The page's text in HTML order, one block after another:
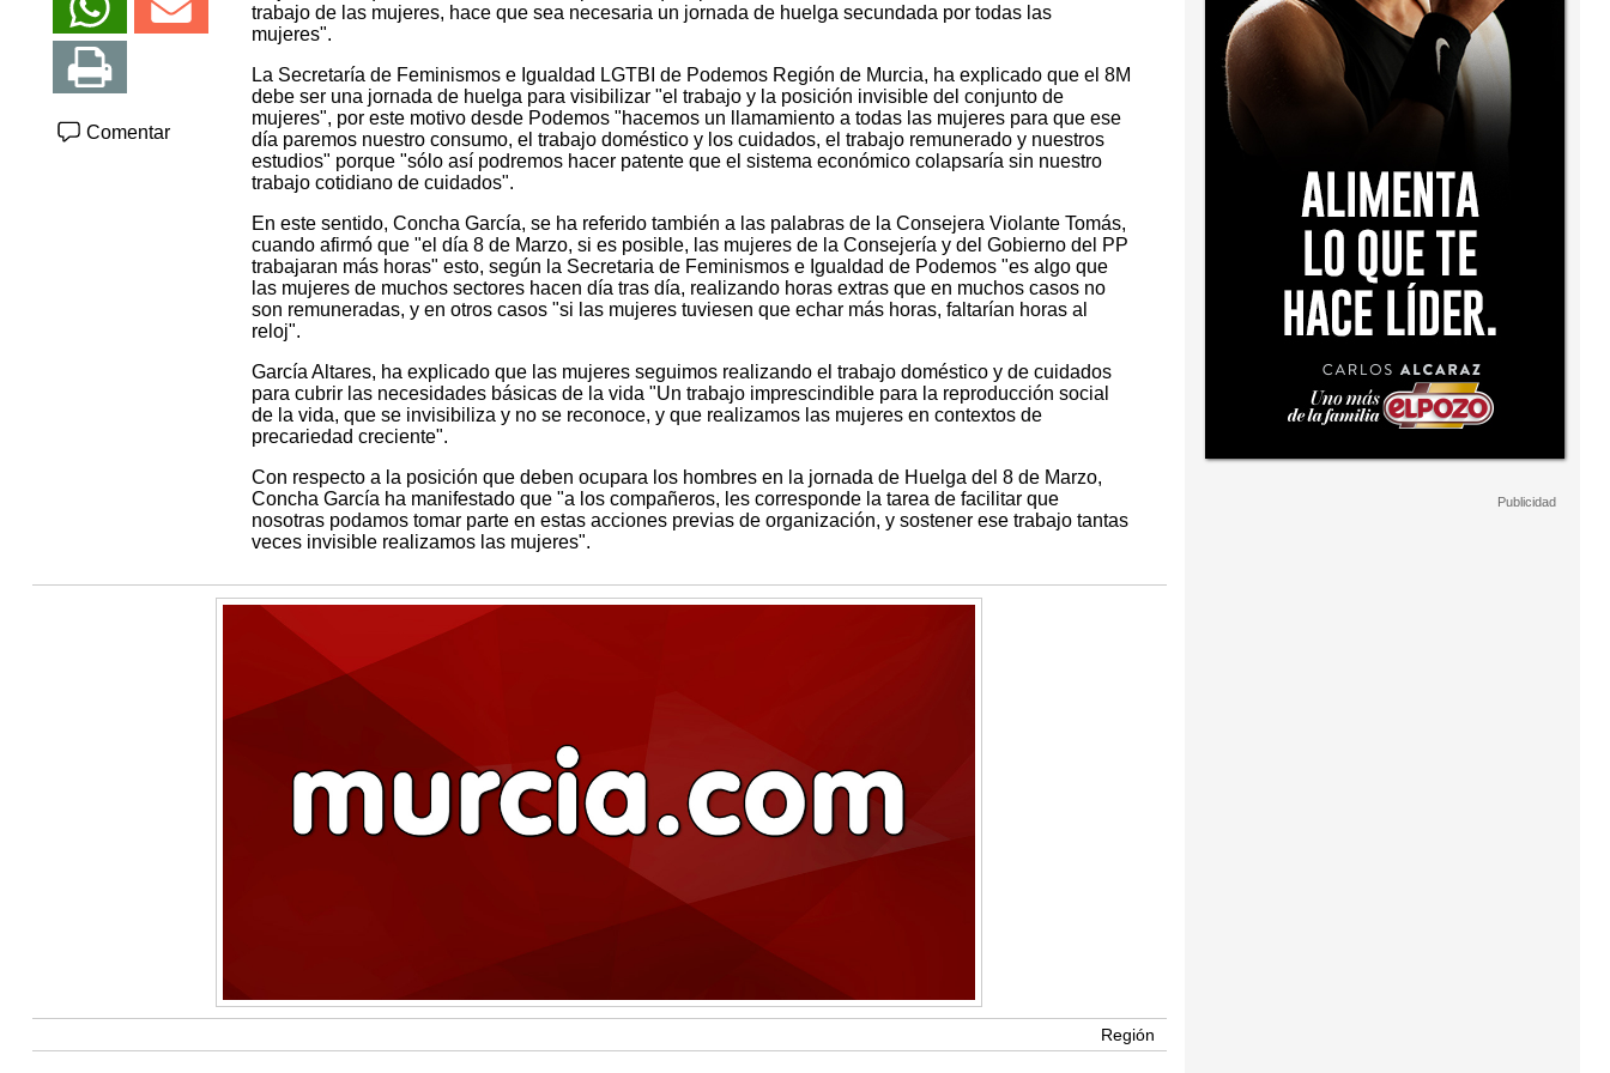
Comentar
trabajo de las mujeres, hace que sea necesaria un jornada de huelga secundada por todas las
mujeres".
La Secretaría de Feminismos e Igualdad LGTBI de Podemos Región de Murcia, ha explicado que el 8M
debe ser una jornada de huelga para visibilizar "el trabajo y la posición invisible del conjunto de
mujeres", por este motivo desde Podemos "hacemos un llamamiento a todas las mujeres para que ese
día paremos nuestro consumo, el trabajo doméstico y los cuidados, el trabajo remunerado y nuestros
estudios" porque "sólo así podremos hacer patente que el sistema económico colapsaría sin nuestro
trabajo cotidiano de cuidados".
En este sentido, Concha García, se ha referido también a las palabras de la Consejera Violante Tomás,
cuando afirmó que "el día 8 de Marzo, si es posible, las mujeres de la Consejería y del Gobierno del PP
trabajaran más horas" esto, según la Secretaria de Feminismos e Igualdad de Podemos "es algo que
las mujeres de muchos sectores hacen día tras día, realizando horas extras que en muchos casos no
son remuneradas, y en otros casos "si las mujeres tuviesen que echar más horas, faltarían horas al
reloj".
García Altares, ha explicado que las mujeres seguimos realizando el trabajo doméstico y de cuidados
para cubrir las necesidades básicas de la vida "Un trabajo imprescindible para la reproducción social
de la vida, que se invisibiliza y no se reconoce, y que realizamos las mujeres en contextos de
precariedad creciente".
Con respecto a la posición que deben ocupara los hombres en la jornada de Huelga del 8 de Marzo,
Concha García ha manifestado que "a los compañeros, les corresponde la tarea de facilitar que
nosotras podamos tomar parte en estas acciones previas de organización, y sostener ese trabajo tantas
veces invisible realizamos las mujeres".
Región